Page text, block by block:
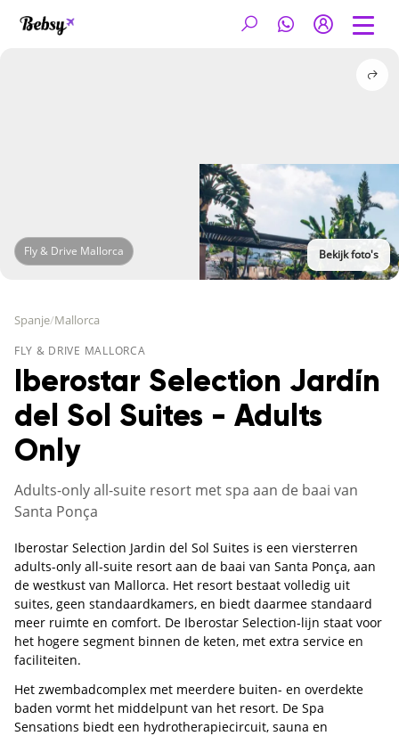
Fly & Drive Mallorca Bekijk foto's
Spanje/Mallorca
FLY & DRIVE MALLORCA
Iberostar Selection Jardín
del Sol Suites - Adults
Only
Adults-only all-suite resort met spa aan de baai van
Santa Ponça
Iberostar Selection Jardin del Sol Suites is een viersterren
adults-only all-suite resort aan de baai van Santa Ponça, aan
de westkust van Mallorca. Het resort bestaat volledig uit
suites, geen standaardkamers, en biedt daarmee standaard
meer ruimte en comfort. De Iberostar Selection-lijn staat voor
het hogere segment binnen de keten, met extra service en
faciliteiten.
Het zwembadcomplex met meerdere buiten- en overdekte
baden vormt het middelpunt van het resort. De Spa
Sensations biedt een hydrotherapiecircuit, sauna en